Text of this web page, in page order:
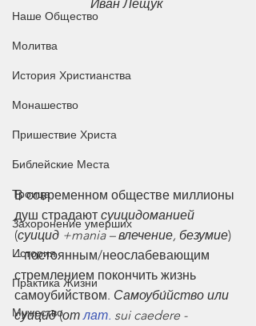
Наше Общество
Молитва
История Христианства
Монашество
Пришествие Христа
Библейские Места
Троица
Захоронение умерших
История
Практика Жизни
Мужество
Иван Лещук
В современном обществе миллионы
душ страдают суицидоманией
(суицид +mania – влечение, безумие)
– постоянным/неослабевающим
стремлением покончить жизнь
самоубийством. Самоуби́йство или
суици́д (от лат. sui caedere -